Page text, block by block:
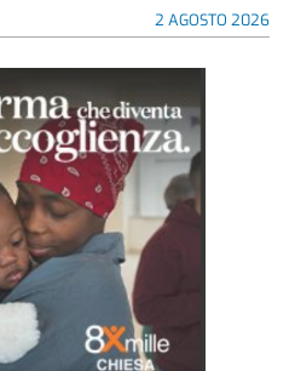
2 AGOSTO 2026